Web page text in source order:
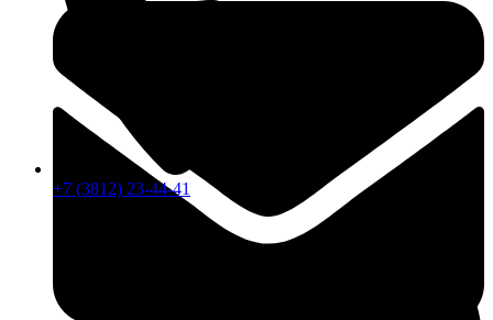
+7 (3812) 23-44-41